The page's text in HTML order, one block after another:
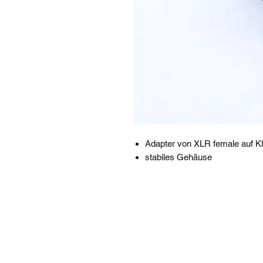
Adapter von XLR female auf
stabiles Gehäuse